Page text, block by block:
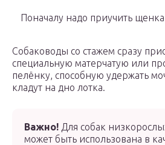
Поначалу надо приучить
Собаководы со стажем сразу
специальную матерчатую или
пелёнку, способную удержать
кладут на дно лотка.
Важно! Для собак
может быть использована в